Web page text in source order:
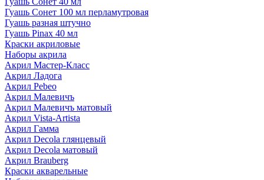
Гуашь Сонет 100 мл перламутровая
Гуашь разная штучно
Гуашь Pinax 40 мл
Краски акриловые
Наборы акрила
Акрил Мастер-Класс
Акрил Ладога
Акрил Pebeo
Акрил Малевичъ
Акрил Малевичъ матовый
Акрил Vista-Artista
Акрил Гамма
Акрил Decola глянцевый
Акрил Decola матовый
Акрил Brauberg
Краски акварельные